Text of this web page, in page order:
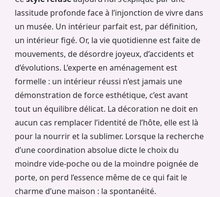
lassitude profonde face à l’injonction de vivre dans
un musée. Un intérieur parfait est, par définition,
un intérieur figé. Or, la vie quotidienne est faite de
mouvements, de désordre joyeux, d’accidents et
d’évolutions. L’experte en aménagement est
formelle : un intérieur réussi n’est jamais une
démonstration de force esthétique, c’est avant
tout un équilibre délicat. La décoration ne doit en
aucun cas remplacer l’identité de l’hôte, elle est là
pour la nourrir et la sublimer. Lorsque la recherche
d’une coordination absolue dicte le choix du
moindre vide-poche ou de la moindre poignée de
porte, on perd l’essence même de ce qui fait le
charme d’une maison : la spontanéité.